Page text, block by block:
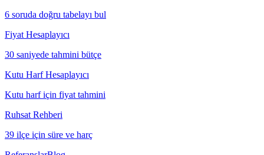
6 soruda doğru tabelayı bul
Fiyat Hesaplayıcı
30 saniyede tahmini bütçe
Kutu Harf Hesaplayıcı
Kutu harf için fiyat tahmini
Ruhsat Rehberi
39 ilçe için süre ve harç